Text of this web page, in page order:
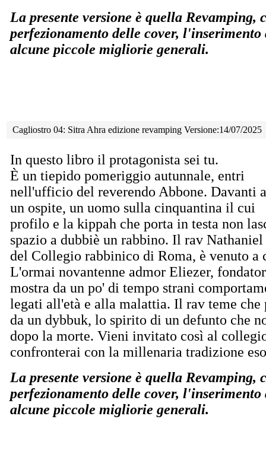
La presente versione è quella Revamping,
perfezionamento delle cover,
alcune piccole migliorie generali.
Cagliostro 04: Sitra Ahra edizione revamping Versione:14/07/2025
In questo libro il protagonista sei tu.
È un tiepido pomeriggio autunnale, entri
nell'ufficio del reverendo Abbone. Davanti
un ospite, un uomo sulla cinquantina il cui
profilo e la kippah che porta in testa non
spazio a dubbiè un rabbino. Il rav
del Collegio rabbinico di Roma, è venuto a
L'ormai novantenne admor Eliezer,
mostra da un po' di tempo strani
legati all'età e alla malattia. Il rav teme che
da un dybbuk, lo spirito di un defunto che
dopo la morte. Vieni invitato così al
confronterai con la millenaria tradizione
La presente versione è quella Revamping,
perfezionamento delle cover,
alcune piccole migliorie generali.